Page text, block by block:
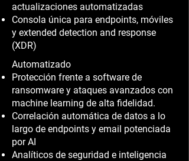
actualizaciones automatizadas
Consola única para endpoints, móviles
y extended detection and response
(XDR)
Automatizado
Protección frente a software de
ransomware y ataques avanzados con
machine learning de alta fidelidad.
Correlación automática de datos a lo
largo de endpoints y email potenciada
por AI
Analíticos de seguridad e inteligencia